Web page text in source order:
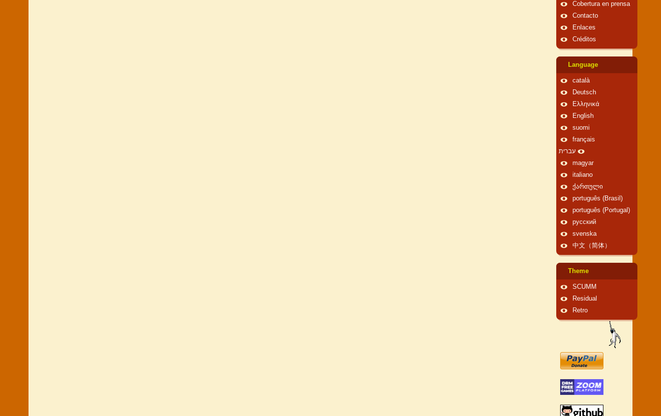
Cobertura en prensa
Contacto
Enlaces
Créditos
Language
català
Deutsch
Ελληνικά
English
suomi
français
עברית
magyar
italiano
ქართული
português (Brasil)
português (Portugal)
русский
svenska
中文（简体）
Theme
SCUMM
Residual
Retro